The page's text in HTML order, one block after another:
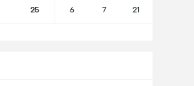
25 6 7 21